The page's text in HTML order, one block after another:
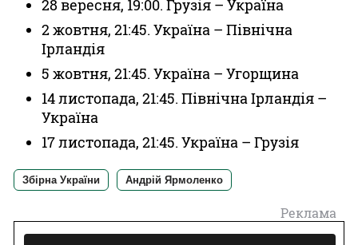
28 вересня, 19:00. Грузія – Україна
2 жовтня, 21:45. Україна – Північна
Ірландія
5 жовтня, 21:45. Україна – Угорщина
14 листопада, 21:45. Північна Ірландія –
Україна
17 листопада, 21:45. Україна – Грузія
Збірна України Андрій Ярмоленко
Реклама